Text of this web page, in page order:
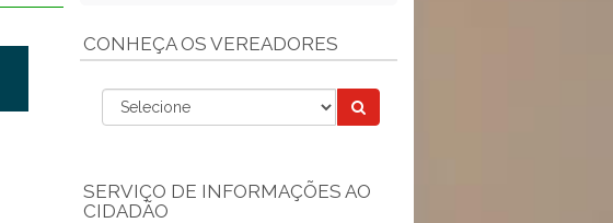
CONHEÇA OS VEREADORES
SERVIÇO DE INFORMAÇÕES AO
CIDADÃO